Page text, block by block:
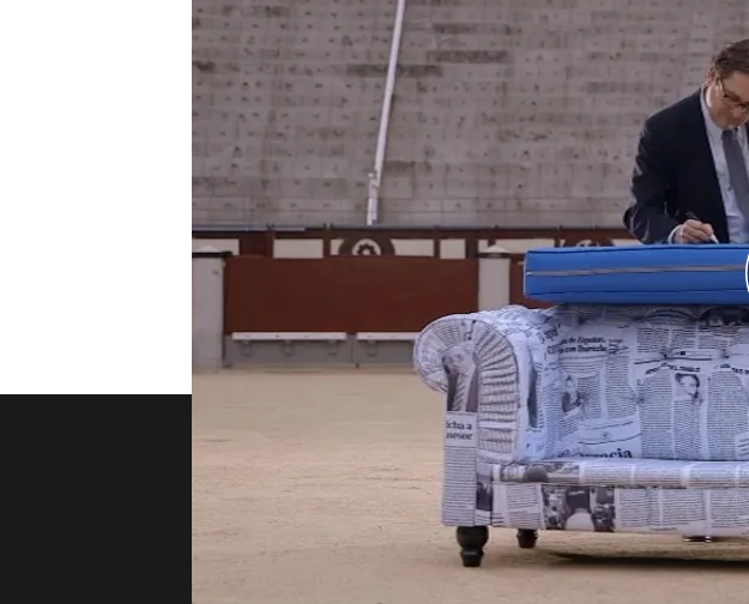
Compartir
'Mensajeros de la Paz', capitanizado por el
a la que Paco Marhuenda quiere dedicar lo
sobre el que ha charlado con Risto Mejide. ¡
Viajando con Chester Temporada 2
Nosotros
Contacta
Corporativo
Comprar entradas
Ofertas y regalos
En